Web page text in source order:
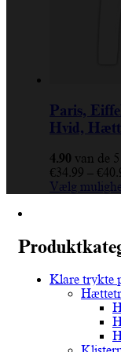
Paris,
Hvid,
4.90 van de 5
€34.99 – €
Vælg
Klare trykte